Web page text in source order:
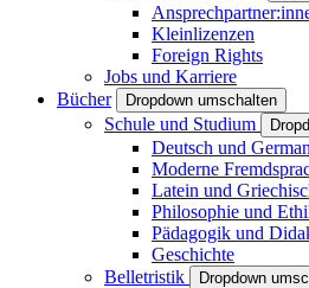
Kleinlizenzen
Foreign Rights
Jobs und Karriere
Bücher
Dropdown umschalten
Schule und Studium
Deutsch und
Moderne
Latein und
Philosophie und
Pädagogik und
Geschichte
Belletristik
Dropdown